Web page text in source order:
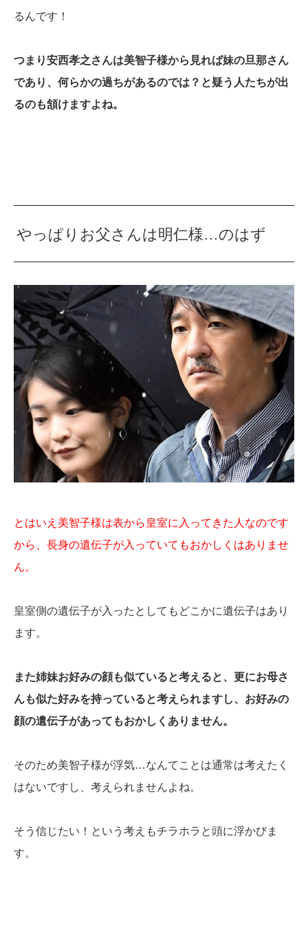
るんです！
つまり安西孝之さんは美智子様から見れば妹の旦那さん
であり、何らかの過ちがあるのでは？と疑う人たちが出
るのも頷けますよね。
やっぱりお父さんは明仁様…のはず
とはいえ美智子様は表から皇室に入ってきた人なのです
から、長身の遺伝子が入っていてもおかしくはありませ
ん。
皇室側の遺伝子が入ったとしてもどこかに遺伝子はあり
ます。
また姉妹お好みの顔も似ていると考えると、更にお母さ
んも似た好みを持っていると考えられますし、お好みの
顔の遺伝子があってもおかしくありません。
そのため美智子様が浮気…なんてことは通常は考えたく
はないですし、考えられませんよね。
そう信じたい！という考えもチラホラと頭に浮かびま
す。